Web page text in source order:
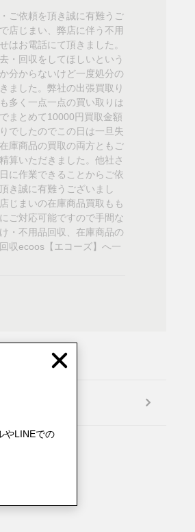
ご依頼を頂き誠に有難うご
店じまい、弊店に伴う不用
はお電話にて頂きました。
・回収をしてほしいという
分からないけど一度処分の
ました。弊社の出張買取り
多く一点一点の買い取りは
まとめて10000円買取金額
でしたのでこの日は一旦失
庫商品の買取の両方ともご
算いただきました。他社さ
に作業できることからご依
き誠に有難うございまし
じまいの在庫商品買取もも
ご対応可能ですので手間な
・不用品回収、在庫商品の
収ecoos【エコーズ】へ一
やLINEでの
Close